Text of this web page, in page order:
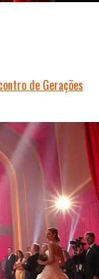
de Gerações